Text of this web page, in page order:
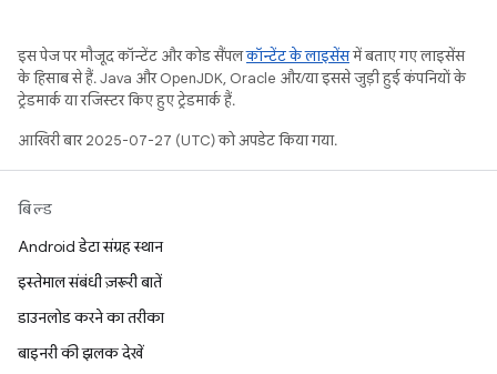
इस पेज पर मौजूद कॉन्टेंट और कोड सैंपलकॉन्टेंट के लाइसेंसमें बताए गए लाइसेंस
के हिसाब से हैं. Java और OpenJDK, Oracle और/या इससे जुड़ी हुई कंपनियों के
ट्रेडमार्क या रजिस्टर किए हुए ट्रेडमार्क हैं.
आखिरी बार 2025-07-27 (UTC) को अपडेट किया गया.
बिल्ड
Android डेटा संग्रह स्थान
इस्तेमाल संबंधी ज़रूरी बातें
डाउनलोड करने का तरीका
बाइनरी की झलक देखें